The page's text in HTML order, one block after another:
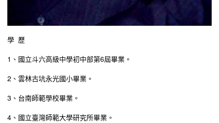
學 歷
1、國立斗六高級中學初中部第6屆畢業。
2、雲林古坑永光國小畢業。
3、台南師範學校畢業。
4、國立臺灣師範大學研究所畢業。